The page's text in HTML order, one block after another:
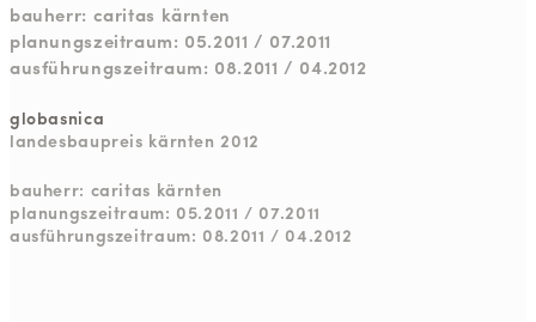
bauherr: caritas kärnten
planungszeitraum: 05.2011 / 07.2011
ausführungszeitraum: 08.2011 / 04.2012
globasnica
landesbaupreis kärnten 2012
bauherr: caritas kärnten
planungszeitraum: 05.2011 / 07.2011
ausführungszeitraum: 08.2011 / 04.2012